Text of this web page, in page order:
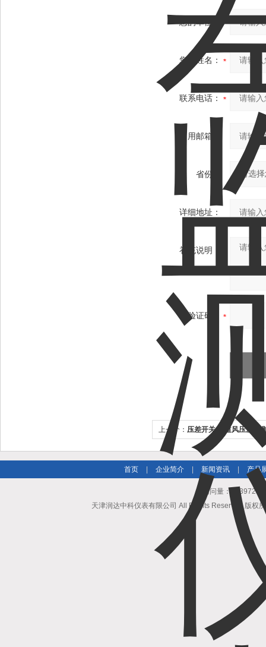
您的单位：
您的姓名：
联系电话：
常用邮箱：
省份：
详细地址：
补充说明：
验证码：
上一个： 压差开关 管道风压差监
首页 | 企业简介 | 新闻资讯 | 产品
总访问量：503972
天津润达中科仪表有限公司 All Rights Reserved 版权